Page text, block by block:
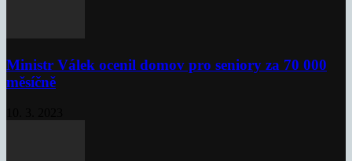
Ministr Válek ocenil domov pro seniory za 70 000
měsíčně